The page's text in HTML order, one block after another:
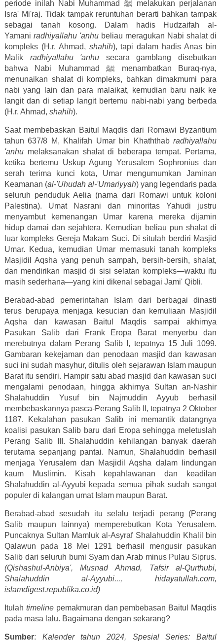
periode inilah Nabi Muhammad ﷺ melakukan perjalanan
Isra' Mi'raj. Tidak tampak reruntuhan berarti bahkan tampak
sebagai tanah kosong. Dalam hadis Hudzaifah al-
Yamani radhiyallahu 'anhubeliau meragukan Nabi shalat di
kompleks (H.r. Ahmad, shahih), tapi dalam hadis Anas bin
Malik radhiyallahu 'anhu secara gamblang disebutkan
bahwa Nabi Muhammad ﷺ menambatkan Buraq-nya,
menunaikan shalat di kompleks, bahkan dimakmumi para
nabi yang lain dan para malaikat, kemudian baru naik ke
langit dan di setiap langit bertemu nabi-nabi yang berbeda
(H.r. Ahmad, shahih).
Saat membebaskan Baitul Maqdis dari Romawi Byzantium
tahun 637/8 M, Khalifah Umar bin Khaththabradhiyallahu
'anhumelaksanakan shalat di beberapa tempat. Pertama,
ketika bertemu Uskup Agung Yerusalem Sophronius dan
serah terima kunci kota, Umar mengumumkan Jaminan
Keamanan (al-'Uhudah al-'Umariyyah) yang legendaris pada
seluruh penduduk Aelia (nama dari Romawi untuk koloni
Palestina). Umat Nasrani dan minoritas Yahudi justru
menyambut kemenangan Umar karena mereka dijamin
hidup damai dan sejahtera. Kemudian beliau pun shalat di
luar kompleks Gereja Makam Suci. Di situlah berdiri Masjid
Umar. Kedua, kemudian Umar memasuki tanah kompleks
Masjidil Aqsha yang penuh sampah, bersih-bersih, shalat,
dan mendirikan masjid di sisi selatan kompleks—waktu itu
masih sederhana—yang kini dikenal sebagai Jami' Qibli.
Berabad-abad pemerintahan Islam dari berbagai dinasti
terus berupaya menjaga kesucian dan kemuliaan Masjidil
Aqsha dan kawasan Baitul Maqdis sampai akhirnya
Pasukan Salib dari Frank Eropa Barat menyerbu dan
merebutnya dalam Perang Salib I, tepatnya 15 Juli 1099.
Gambaran kekejaman dan penodaan masjid dan kawasan
suci ini sudah masyhur, ditulis oleh sejarawan Islam maupun
Barat itu sendiri. Hampir satu abad masjid dan kawasan suci
mengalami penodaan, hingga akhirnya Sultan an-Nashir
Shalahuddin Yusuf bin Najmuddin Ayyub berhasil
membebaskannya pasca-Perang Salib II, tepatnya 2 Oktober
1187. Kekalahan pasukan Salib ini memantik datangnya
koalisi pasukan Salib baru dari Eropa sehingga meletuslah
Perang Salib III. Shalahuddin kehilangan banyak daerah
terutama sepanjang pantai. Namun, Shalahuddin berhasil
menjaga Yerusalem dan Masjidil Aqsha dalam lindungan
kaum Muslimin. Kisah kepahlawanan dan keadilan
Shalahuddin al-Ayyubi kepada semua pihak sudah sangat
populer di kalangan umat Islam maupun Barat.
Berabad-abad sesudah itu selalu terjadi perang (Perang
Salib maupun lainnya) memperebutkan Kota Yerusalem.
Puncaknya Sultan Mamluk al-Asyraf Shalahuddin Khalil bin
Qalawun pada 18 Mei 1291 berhasil mengusir pasukan
Salib dari seluruh bumi Syam dan Arab minus Pulau Siprus.
(Qishashul-Anbiya', Musnad Ahmad, Tafsir al-Qurthubi,
Shalahuddin al-Ayyubi..., hidayatullah.com,
islamdigest.republika.co.id)
Itulah timelinepemakmuran dan pembebasan Baitul Maqdis
pada masa lalu. Bagaimana dengan sekarang?
Sumber: Kalender tahun 2024, Spesial Series: Baitul